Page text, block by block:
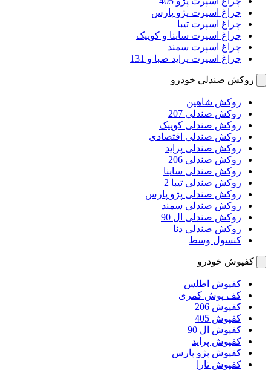
چراغ اسپرت پژو پارس
چراغ اسپرت تیبا
چراغ اسپرت ساینا و کوییک
چراغ اسپرت سمند
چراغ اسپرت پراید صبا و 131
روکش صندلی خودرو
روکش شاهین
روکش صندلی 207
روکش صندلی کوییک
روکش صندلی اقتصادی
روکش صندلی پراید
روکش صندلی 206
روکش صندلی ساینا
روکش صندلی تیبا 2
روکش صندلی پژو پارس
روکش صندلی سمند
روکش صندلی ال 90
روکش صندلی دنا
کنسول وسط
کفپوش خودرو
کفپوش اطلس
کف پوش کمری
کفپوش 206
کفپوش 405
کفپوش ال 90
کفپوش پراید
کفپوش پژو پارس
کفپوش تارا